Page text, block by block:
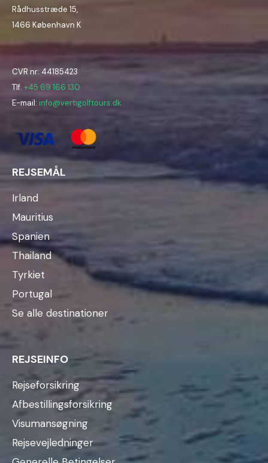
Rådhusstræde 15,
1466 København K
CVR nr: 44185423
Tlf. +45 69 166 130
E-mail: info@vertigolftours.dk
REJSEMÅL
Irland
Mauritius
Spanien
Thailand
Tyrkiet
Portugal
Se alle destinationer
REJSEINFO
Rejseforsikring
Afbestillingsforsikring
Visumansøgning
Rejsevejledninger